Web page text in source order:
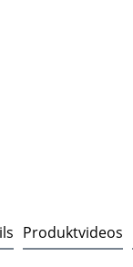
Produktvideos